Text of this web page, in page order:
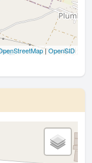
|OpenSID